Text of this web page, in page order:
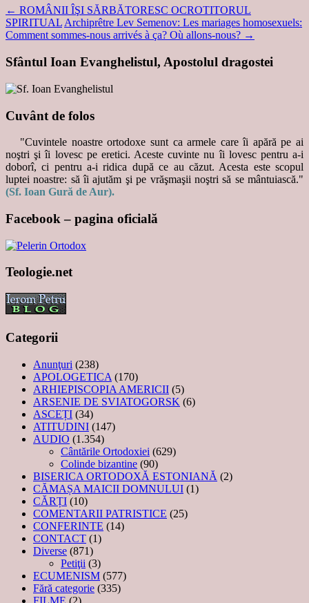
← ROMÂNII ÎŞI SĂRBĂTORESC OCROTITORUL
SPIRITUALArchiprêtre Lev Semenov: Les mariages homosexuels:
Comment sommes-nous arrivés à ça? Où allons-nous? →
Sfântul Ioan Evanghelistul, Apostolul dragostei
Cuvânt de folos
"Cuvintele noastre ortodoxe sunt ca armele care îi apără pe ai
noştri şi îi lovesc pe eretici. Aceste cuvinte nu îi lovesc pentru a-i
doborî, ci pentru a-i ridica după ce au căzut. Acesta este scopul
luptei noastre: să îi ajutăm şi pe vrăşmaşii noştri să se mântuiască."
(Sf. Ioan Gură de Aur).
Facebook – pagina oficială
Teologie.net
Categorii
Anunţuri (238)
APOLOGETICA (170)
ARHIEPISCOPIA AMERICII (5)
ARSENIE DE SVIATOGORSK (6)
ASCEȚI (34)
ATITUDINI (147)
AUDIO (1.354)
Cântările Ortodoxiei (629)
Colinde bizantine (90)
BISERICA ORTODOXĂ ESTONIANĂ (2)
CĂMAȘA MAICII DOMNULUI (1)
CĂRȚI (10)
COMENTARII PATRISTICE (25)
CONFERINTE (14)
CONTACT (1)
Diverse (871)
Petiţii (3)
ECUMENISM (577)
Fără categorie (335)
FILME (2)